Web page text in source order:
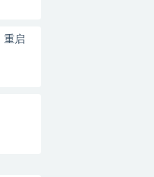
重启